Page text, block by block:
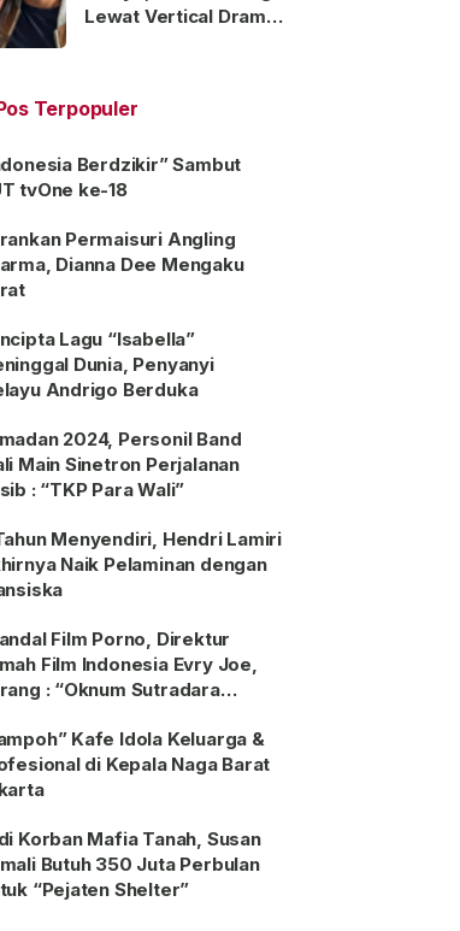
Lewat Vertical Drama
Terpopuler
Berdzikir” Sambut
tvOne ke-18
Permaisuri Angling
Dianna Dee Mengaku
Lagu “Isabella”
Dunia, Penyanyi
Andrigo Berduka
2024, Personil Band
Main Sinetron Perjalanan
: “TKP Para Wali”
Menyendiri, Hendri Lamiri
Naik Pelaminan dengan
Film Porno, Direktur
Film Indonesia Evry Joe,
: “Oknum Sutradara
Kafe Idola Keluarga &
di Kepala Naga Barat
Korban Mafia Tanah, Susan
Butuh 350 Juta Perbulan
“Pejaten Shelter”